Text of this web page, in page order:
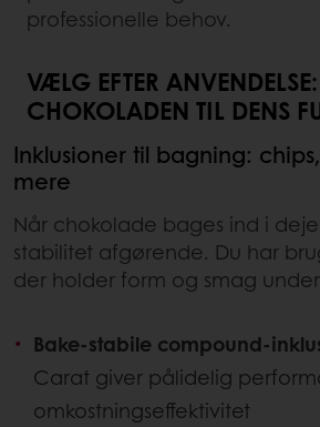
professionelle behov.
VÆLG EFTER
CHOKOLADEN TIL DENS
Inklusioner til bagning:
mere
Når chokolade bages ind i
stabilitet afgørende. Du har
der holder form og smag
Bake-stabile compound-
Carat giver pålidelig
omkostningseffektivitet